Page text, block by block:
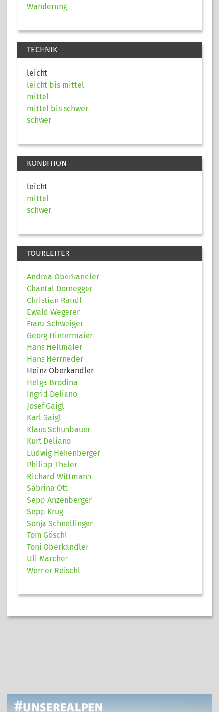
Wanderung
TECHNIK
leicht
leicht bis mittel
mittel
mittel bis schwer
schwer
KONDITION
leicht
mittel
schwer
TOURLEITER
Andrea Oberkandler
Chantal Dornegger
Christian Randl
Ewald Wegerer
Franz Schweiger
Georg Hintermaier
Hans Heilmaier
Hans Herrneder
Heinz Oberkandler
Helga Brodina
Ingrid Deliano
Josef Gaigl
Karl Gaigl
Klaus Schuhbauer
Kurt Deliano
Ludwig Hehenberger
Philipp Thaler
Richard Wittmann
Sabrina Ott
Sepp Anzenberger
Sepp Krug
Sonja Schnellinger
Tom Göschl
Toni Oberkandler
Uli Marcher
Werner Reischl